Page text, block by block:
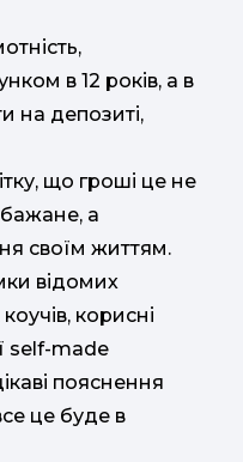
в 12 років, а в
на депозиті,
що гроші це не
а
своїм життям.
відомих
корисні
self-made
пояснення
це буде в